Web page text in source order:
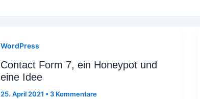
WordPress
Contact Form 7, ein Honeypot und
eine Idee
25. April 2021 • 3 Kommentare